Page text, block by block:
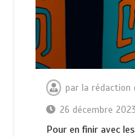
par la rédaction
26 décembre 2023
Pour en finir avec